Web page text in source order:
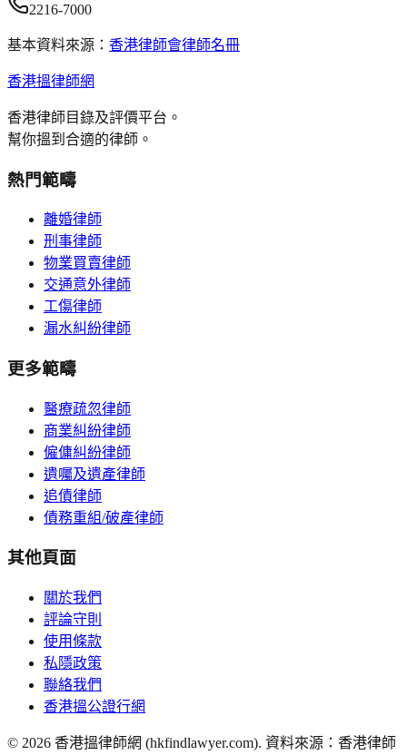
2216-7000
基本資料來源： 香港律師會律師名冊
香港搵律師網
香港律師目錄及評價平台。
幫你搵到合適的律師。
熱門範疇
離婚律師
刑事律師
物業買賣律師
交通意外律師
工傷律師
漏水糾紛律師
更多範疇
醫療疏忽律師
商業糾紛律師
僱傭糾紛律師
遺囑及遺產律師
追債律師
債務重組/破產律師
其他頁面
關於我們
評論守則
使用條款
私隱政策
聯絡我們
香港搵公證行網
© 2026 香港搵律師網 (hkfindlawyer.com). 資料來源：香港律師